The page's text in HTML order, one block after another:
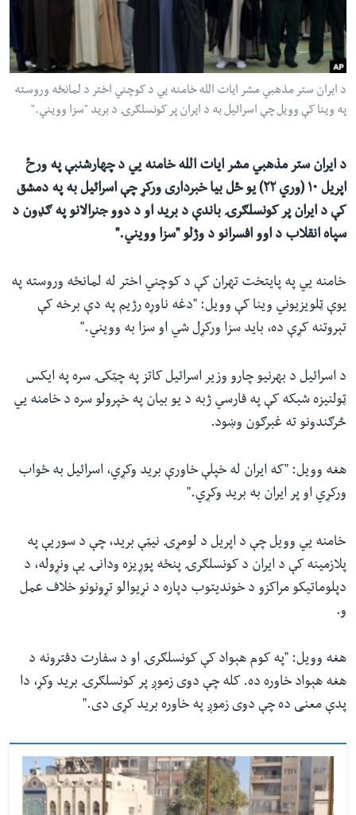
لټون
ځای
لاړ
له مونږ سره په تماس کې پاتې شئ
ژبې
د ایران ستر مذهبي مشر ایات الله خامنه يي د کوچني اختر د لمانځه وروسته
په وینا کې وویل چې اسرائیل به د ایران پر کونسلګرۍ د برید "سزا وویني."
د ایران ستر مذهبي مشر ایات الله خامنه یي د چهارشنبې په ورځ
اپریل ۱۰ (وري ۲۲) یو ځل بیا خبرداری ورکړ چې اسرائیل به په دمشق
کې د ایران پر کونسلګرۍ باندې د برید او د دوو جنرالانو په ګډون د
سپاه انقلاب د اوو افسرانو د وژلو "سزا وویني."
خامنه يي په پایتخت تهران کې د کوچني اختر له لمانځه وروسته په
یوې ټلویزیوني وینا کې وویل: "دغه ناوړه رژیم په دې برخه کې
تېروتنه کړې ده، باید سزا ورکړل شي او سزا به وویني."
د اسرائیل د بهرنیو چارو وزیر اسرائیل کاتز په چټکۍ سره په ایکس
ټولنیزه شبکه کې په فارسي ژبه د یو بیان په خپرولو سره د خامنه يي
څرګندونو ته غبرګون وښود.
هغه وویل: "که ایران له خپلې خاورې برید وکړي، اسرائیل به ځواب
ورکړي او پر ایران به برید وکړي."
خامنه يي وویل چې د اپریل د لومړۍ نیټې برید، چې د سوریې په
پلازمینه کې د ایران د کونسلګرۍ پنځه پوړیزه ودانۍ یې ونړوله، د
دپلوماتیکو مراکزو د خوندیتوب دپاره د نړیوالو تړونونو خلاف عمل
و.
هغه وویل: "په کوم هېواد کې کونسلګرۍ او د سفارت دفترونه د
هغه هېواد خاوره ده. کله چې دوی زموږ پر کونسلګرۍ برید وکړ، دا
پدې معنی ده چې دوی زموږ په خاوره برید کړی دی."